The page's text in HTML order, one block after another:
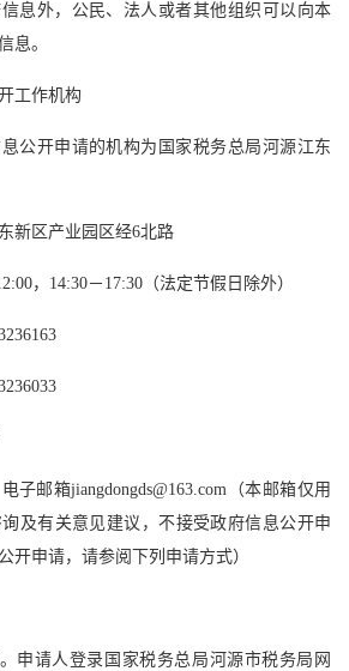
息外，公民、法人或者其他组织可以向本
息。
工作机构
公开申请的机构为国家税务总局河源江东
新区产业园区经6北路
，14:30－17:30（法定节假日除外）
子邮箱jiangdongds@163.com（本邮箱仅用
及有关意见建议，不接受政府信息公开申
开申请，请参阅下列申请方式）
申请人登录国家税务总局河源市税务局网